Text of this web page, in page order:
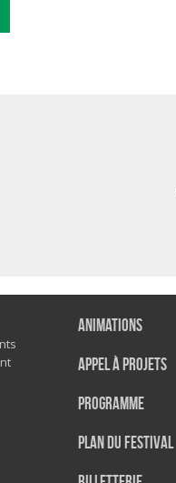
Animations
Appel à projets
Programme
Plan du festival